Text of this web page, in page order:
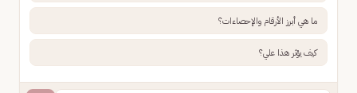
ما هي أبرز الأرقام والإحصاءات؟
كيف يؤثر هذا علي؟